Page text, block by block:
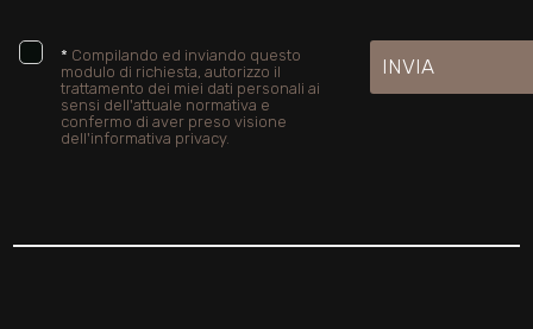
* Compilando ed inviando questo
modulo di richiesta, autorizzo il
trattamento dei miei dati personali ai
sensi dell'attuale normativa e
confermo di aver preso visione
dell'informativa privacy.
INVIA